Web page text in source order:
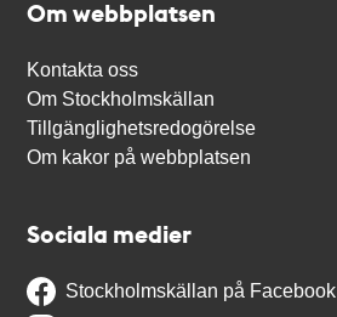
Om webbplatsen
Kontakta oss
Om Stockholmskällan
Tillgänglighetsredogörelse
Om kakor på webbplatsen
Sociala medier
Stockholmskällan på Facebook